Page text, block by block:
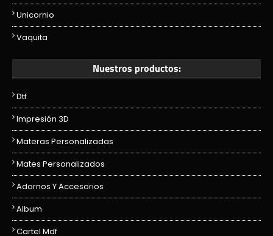
Unicornio
Vaquita
Nuestros productos:
Dtf
Impresión 3D
Materas Personalizadas
Mates Personalizados
Adornos Y Accesorios
Album
Cartel Mdf